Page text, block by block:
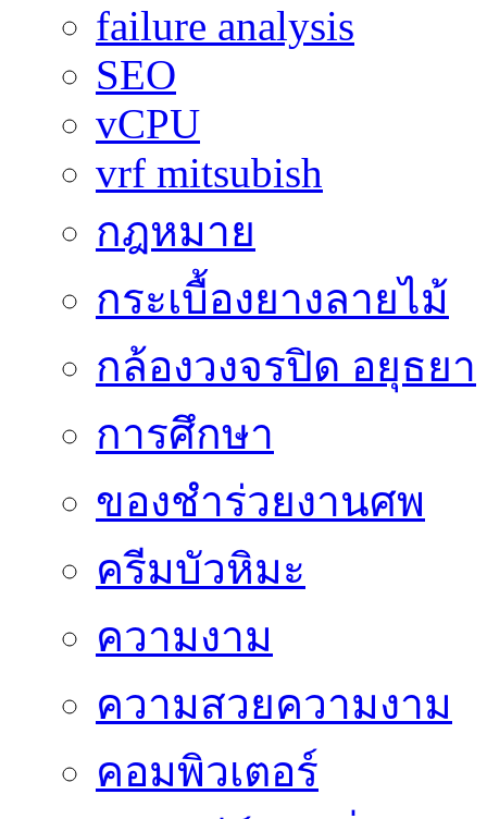
failure analysis
SEO
vCPU
vrf mitsubish
กฎหมาย
กระเบื้องยางลายไม้
กล้องวงจรปิด อยุธยา
การศึกษา
ของชำร่วยงานศพ
ครีมบัวหิมะ
ความงาม
ความสวยความงาม
คอมพิวเตอร์